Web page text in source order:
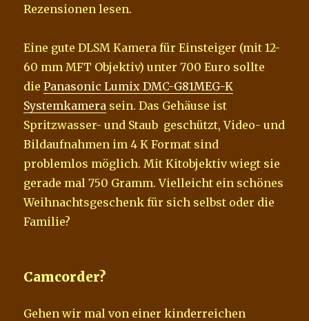
Rezensionen lesen.
Eine gute DLSM Kamera für Einsteiger (mit 12-
60 mm MFT Objektiv) unter 700 Euro sollte
diePanasonic Lumix DMC-G81MEG-K
Systemkamera sein. Das Gehäuse ist
Spritzwasser- und Staub geschützt, Video- und
Bildaufnahmen im 4 K Format sind
problemlos möglich. Mit Kitobjektiv wiegt sie
gerade mal 750 Gramm. Vielleicht ein schönes
Weihnachtsgeschenk für sich selbst oder die
Familie?
Camcorder?
Gehen wir mal von einer kinderreichen